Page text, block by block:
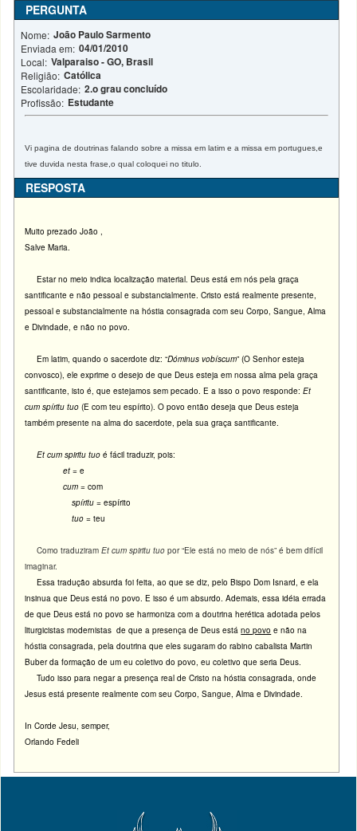
PERGUNTA
Nome: João Paulo Sarmento
Enviada em: 04/01/2010
Local: Valparaiso - GO, Brasil
Religião: Católica
Escolaridade: 2.o grau concluído
Profissão: Estudante
Vi pagina de doutrinas falando sobre a missa em latim e a missa em portugues,e
tive duvida nesta frase,o qual coloquei no titulo.
RESPOSTA
Muito prezado João ,
Salve Maria.
Estar no meio indica localização material. Deus está em nós pela graça
santificante e não pessoal e substancialmente. Cristo está realmente presente,
pessoal e substancialmente na hóstia consagrada com seu Corpo, Sangue, Alma
e Divindade, e não no povo.
Em latim, quando o sacerdote diz: “Dóminus vobíscum” (O Senhor esteja
convosco), ele exprime o desejo de que Deus esteja em nossa alma pela graça
santificante, isto é, que estejamos sem pecado. E a isso o povo responde:Et
cum spíritu tuo(E com teu espírito). O povo então deseja que Deus esteja
também presente na alma do sacerdote, pela sua graça santificante.
Et cum spiritu tuo é fácil traduzir, pois:
et= e
cum= com
spíritu= espírito
tuo= teu
Como traduziramEt cum spiritu tuopor “Ele está no meio de nós” é bem difícil
imaginar.
Essa tradução absurda foi feita, ao que se diz, pelo Bispo Dom Isnard, e ela
insinua que Deus está no povo. E isso é um absurdo. Ademais, essa idéia errada
de que Deus está no povo se harmoniza com a doutrina herética adotada pelos
liturgicistas modernistas de que a presença de Deus estáno povo e não na
hóstia consagrada, pela doutrina que eles sugaram do rabino cabalista Martin
Buber da formação de um eu coletivo do povo, eu coletivo que seria Deus.
Tudo isso para negar a presença real de Cristo na hóstia consagrada, onde
Jesus está presente realmente com seu Corpo, Sangue, Alma e Divindade.
In Corde Jesu, semper,
Orlando Fedeli